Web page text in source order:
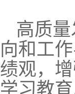
高质
向和工
绩观，
学习教